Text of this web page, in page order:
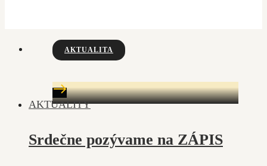
AKTUALITY
AKTUALITA
Srdečne pozývame na ZÁPIS